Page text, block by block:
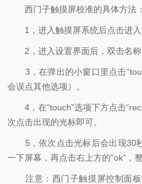
西门子触摸屏校准的具体方法：
1，进入触摸屏系统后点击进入
2，进入设置界面后，双击名称
3，在弹出的小窗口里点击
会误点其他选项）。
4，在“touch"选项下方点击
次点击出现的光标即可。
5，依次点击光标后会出现30
一下屏幕，再点击右上方的“ok”，
注意：西门子触摸屏控制面板